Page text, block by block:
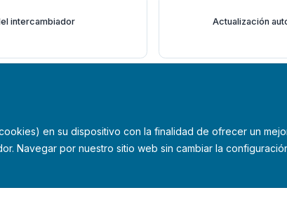
en su dispositivo con la finalidad de ofrecer un
Navegar por nuestro sitio web sin cambiar la
intercambiador Actualización